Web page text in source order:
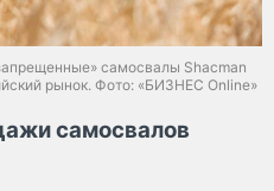
самосвалы Shacman
рынок. Фото: «БИЗНЕС Online»
самосвалов